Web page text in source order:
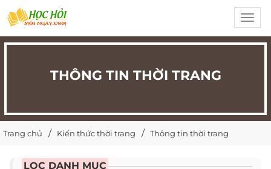
THÔNG TIN THỜI TRANG
Trang chủ Kiến thức thời trang Thông tin thời trang
LỌC DANH MỤC